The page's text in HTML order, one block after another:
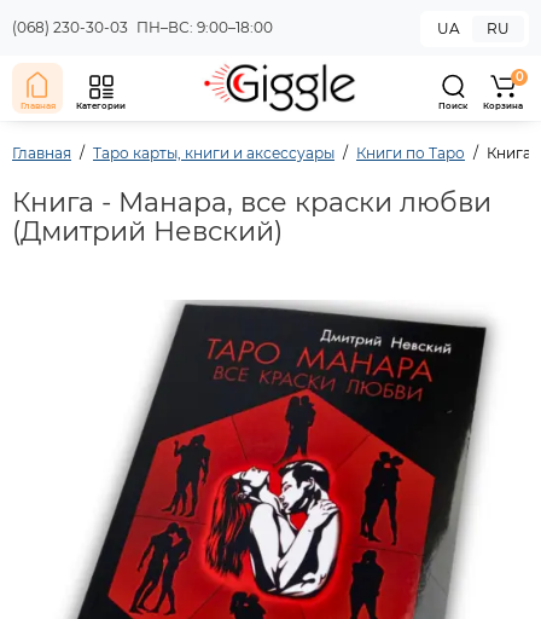
(068) 230-30-03 ПН–ВС: 9:00–18:00 UA RU
Главная Категории Поиск
0
Корзина
Главная Таро карты, книги и аксессуары Книги по Таро Книга
Книга - Манара, все краски любви
(Дмитрий Невский)